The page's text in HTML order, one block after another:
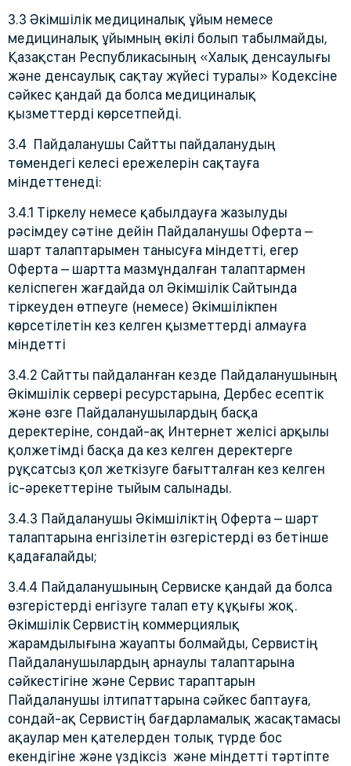
3.3 Әкімшілік медициналық ұйым немесе
медициналық ұйымның өкілі болып табылмайды,
Қазақстан Республикасының «Халық денсаулығы
және денсаулық сақтау жүйесі туралы» Кодексіне
сәйкес қандай да болса медициналық
қызметтерді көрсетпейді.
3.4 Пайдаланушы Сайтты пайдаланудың
төмендегі келесі ережелерін сақтауға
міндеттенеді:
3.4.1 Тіркелу немесе қабылдауға жазылуды
рәсімдеу сәтіне дейін Пайдаланушы Оферта –
шарт талаптарымен танысуға міндетті, егер
Оферта – шартта мазмұндалған талаптармен
келіспеген жағдайда ол Әкімшілік Сайтында
тіркеуден өтпеуге (немесе) Әкімшілікпен
көрсетілетін кез келген қызметтерді алмауға
міндетті
3.4.2 Сайтты пайдаланған кезде Пайдаланушының
Әкімшілік сервері ресурстарына, Дербес есептік
және өзге Пайдаланушылардың басқа
деректеріне, сондай-ақ Интернет желісі арқылы
қолжетімді басқа да кез келген деректерге
рұқсатсыз қол жеткізуге бағытталған кез келген
іс-әрекеттеріне тыйым салынады.
3.4.3 Пайдаланушы Әкімшіліктің Оферта – шарт
талаптарына енгізілетін өзгерістерді өз бетінше
қадағалайды;
3.4.4 Пайдаланушының Сервиске қандай да болса
өзгерістерді енгізуге талап ету құқығы жоқ.
Әкімшілік Сервистің коммерциялық
жарамдылығына жауапты болмайды, Сервистің
Пайдаланушылардың арнаулы талаптарына
сәйкестігіне және Сервис тараптарын
Пайдаланушы ілтипаттарына сәйкес баптауға,
сондай-ақ Сервистің бағдарламалық жасақтамасы
ақаулар мен қателерден толық түрде бос
екендігіне және үздіксіз және міндетті тәртіпте